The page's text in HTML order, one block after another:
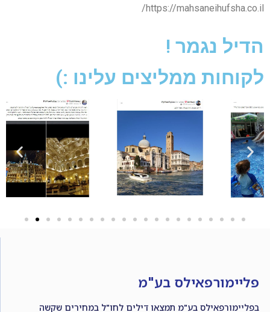
https://mahsaneihufsha.co.il/
הדיל נגמר !
לקוחות ממליצים עלינו :)
פליימורפאילס בע"מ
בפליימורפאילס בע"מ תמצאו דילים לחו"ל במחירים שקשה